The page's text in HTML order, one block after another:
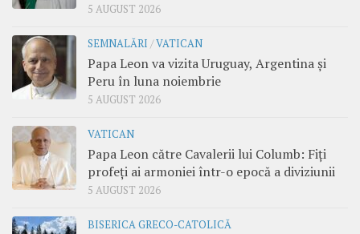
5 AUGUST 2026
SEMNALĂRI /VATICAN
Papa Leon va vizita Uruguay, Argentina și
Peru în luna noiembrie
5 AUGUST 2026
VATICAN
Papa Leon către Cavalerii lui Columb: Fiți
profeți ai armoniei într-o epocă a diviziunii
5 AUGUST 2026
BISERICA GRECO-CATOLICĂ